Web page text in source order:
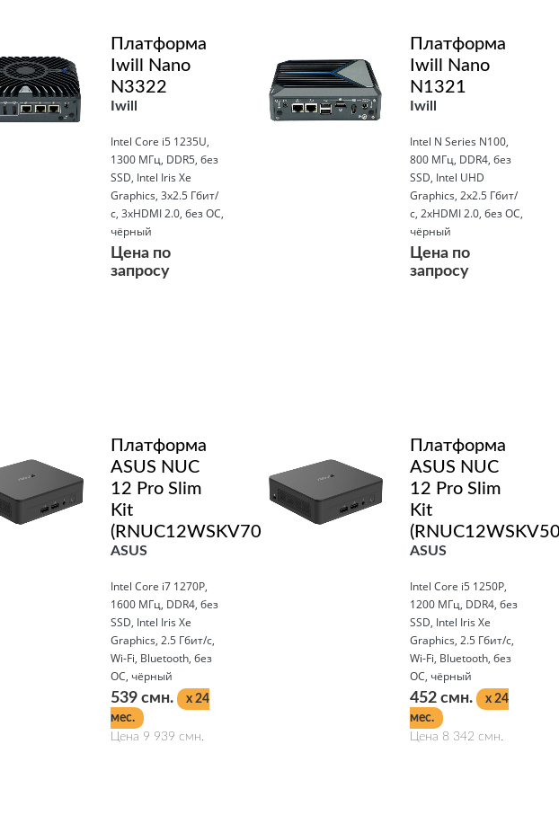
Платформа
Iwill Nano
N3322
Iwill
Intel Core i5 1235U,
1300 МГц, DDR5, без
SSD, Intel Iris Xe
Graphics, 3x2.5 Гбит/
с, 3xHDMI 2.0, без ОС,
чёрный
Цена по
запросу
Платформа
Iwill Nano
N1321
Iwill
Intel N Series N100,
800 МГц, DDR4, без
SSD, Intel UHD
Graphics, 2x2.5 Гбит/
с, 2xHDMI 2.0, без ОС,
чёрный
Цена по
запросу
Платформа
ASUS NUC
12 Pro Slim
Kit
(RNUC12WSKV70000)
ASUS
Intel Core i7 1270P,
1600 МГц, DDR4, без
SSD, Intel Iris Xe
Graphics, 2.5 Гбит/с,
Wi-Fi, Bluetooth, без
ОС, чёрный
539 смн.
x 24
мес.
Цена 9 939 смн.
Платформа
ASUS NUC
12 Pro Slim
Kit
ASUS
Intel Core i5 1250P,
1200 МГц, DDR4, без
SSD, Intel Iris Xe
Graphics, 2.5 Гбит/с,
Wi-Fi, Bluetooth, без
ОС, чёрный
452 смн.
x 24
мес.
Цена 8 342 смн.